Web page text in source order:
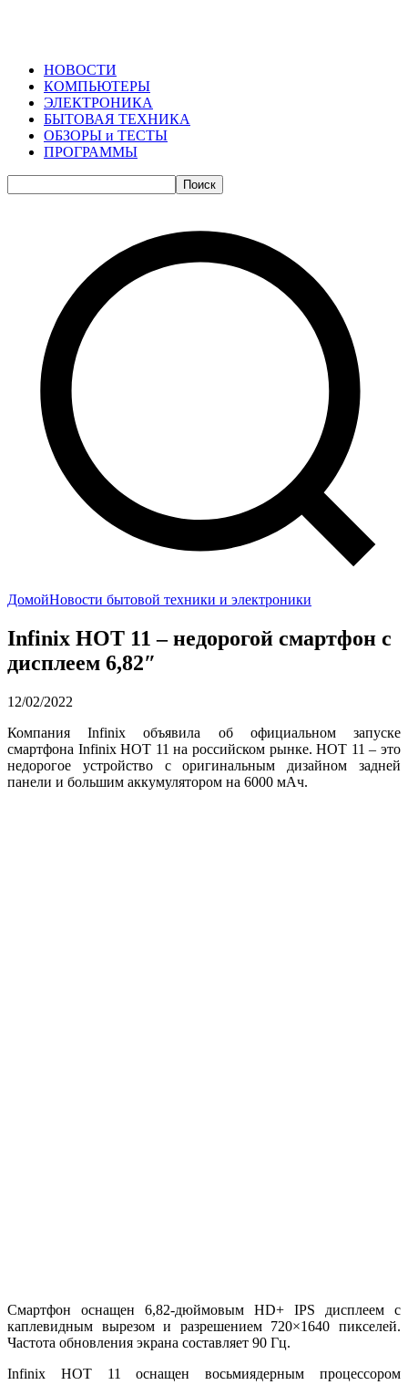
НОВОСТИ
КОМПЬЮТЕРЫ
ЭЛЕКТРОНИКА
БЫТОВАЯ ТЕХНИКА
ОБЗОРЫ и ТЕСТЫ
ПРОГРАММЫ
Поиск
ДомойНовости бытовой техники и электроники
Infinix HOT 11 – недорогой смартфон с
дисплеем 6,82″
12/02/2022
Компания Infinix объявила об официальном запуске
смартфона Infinix HOT 11 на российском рынке. HOT 11 – это
недорогое устройство с оригинальным дизайном задней
панели и большим аккумулятором на 6000 мАч.
Смартфон оснащен 6,82-дюймовым HD+ IPS дисплеем с
каплевидным вырезом и разрешением 720×1640 пикселей.
Частота обновления экрана составляет 90 Гц.
Infinix HOT 11 оснащен восьмиядерным процессором